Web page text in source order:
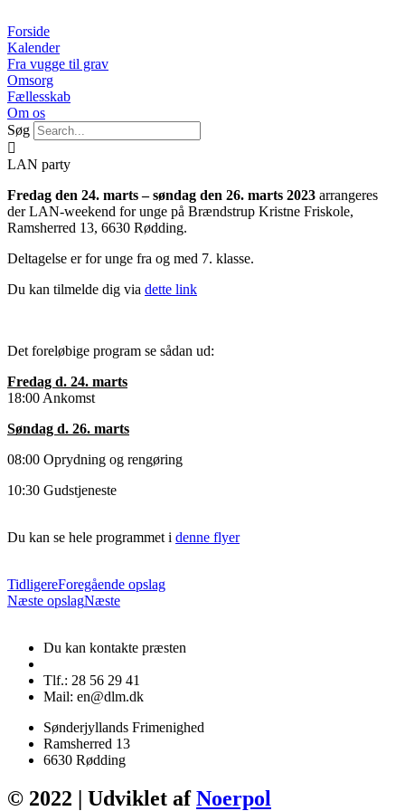
til
indhold
Forside
Kalender
Fra vugge til grav
Omsorg
Fællesskab
Om os
Søg
LAN party
Fredag den 24. marts – søndag den 26. marts 2023 arrangeres
der LAN-weekend for unge på Brændstrup Kristne Friskole,
Ramsherred 13, 6630 Rødding.
Deltagelse er for unge fra og med 7. klasse.
Du kan tilmelde dig via dette link
Det foreløbige program se sådan ud:
Fredag d. 24. marts
18:00 Ankomst
Søndag d. 26. marts
08:00 Oprydning og rengøring
10:30 Gudstjeneste
Du kan se hele programmet i denne flyer
TidligereForegående opslag
Næste opslagNæste
Du kan kontakte præsten
Tlf.: 28 56 29 41
Mail: en@dlm.dk
Sønderjyllands Frimenighed
Ramsherred 13
6630 Rødding
© 2022 | Udviklet afNoerpol